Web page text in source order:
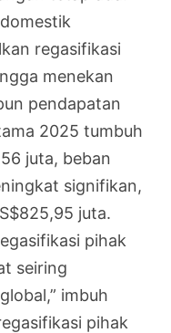
regasifikasi
menekan
pendapatan
2025 tumbuh
juta, beban
signifikan,
juta.
pihak
seiring
imbuh
pihak